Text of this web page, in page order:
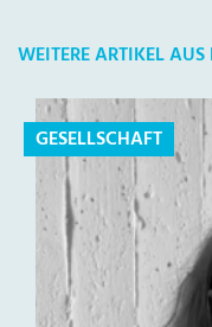
WEITERE ARTIKEL
GESELLSCHAFT